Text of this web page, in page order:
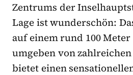
Zentrums der
Lage ist wunderschön:
auf einem rund 100
umgeben von
bietet einen